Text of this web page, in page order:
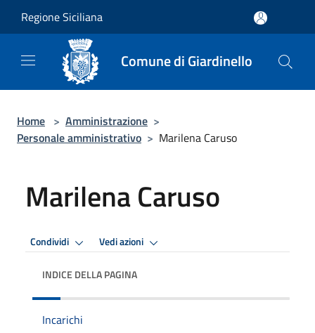
Regione Siciliana
Comune di Giardinello
Home > Amministrazione >
Personale amministrativo > Marilena Caruso
Marilena Caruso
Condividi Vedi azioni
INDICE DELLA PAGINA
Incarichi